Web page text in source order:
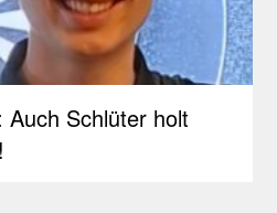
Auch Schlüter holt